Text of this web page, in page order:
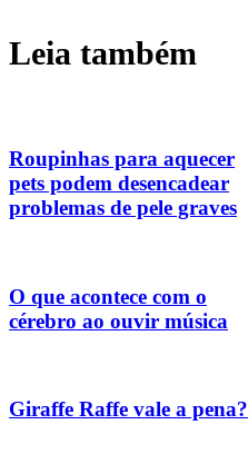
Leia também
Roupinhas para aquecer
pets podem desencadear
problemas de pele graves
O que acontece com o
cérebro ao ouvir música
Giraffe Raffe vale a pena?